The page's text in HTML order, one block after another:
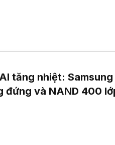
tăng nhiệt: Samsung
đứng và NAND 400